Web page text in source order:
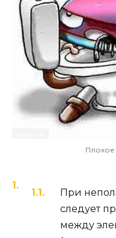
Плохое
При
следует
между